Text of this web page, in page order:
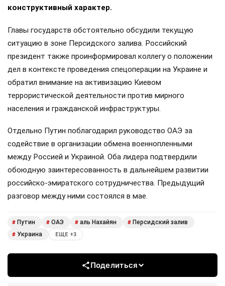
конструктивный характер.
Главы государств обстоятельно обсудили текущую
ситуацию в зоне Персидского залива. Российский
президент также проинформировал коллегу о положении
дел в контексте проведения спецоперации на Украине и
обратил внимание на активизацию Киевом
террористической деятельности против мирного
населения и гражданской инфраструктуры.
Отдельно Путин поблагодарил руководство ОАЭ за
содействие в организации обмена военнопленными
между Россией и Украиной. Оба лидера подтвердили
обоюдную заинтересованность в дальнейшем развитии
российско-эмиратского сотрудничества. Предыдущий
разговор между ними состоялся в мае.
# Путин # ОАЭ # аль Нахайян # Персидский залив
# Украина ЕЩЕ +3
Поделиться